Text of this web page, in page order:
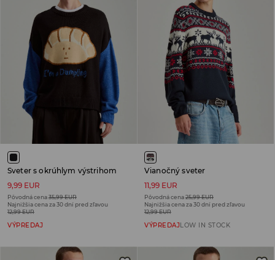
Sveter s okrúhlym výstrihom
9,99 EUR
Pôvodná cena35,99 EUR
Najnižšia cena za 30 dní pred zľavou
12,99 EUR
VÝPREDAJ
Vianočný sveter
11,99 EUR
Pôvodná cena25,99 EUR
Najnižšia cena za 30 dní pred zľavou
12,99 EUR
VÝPREDAJ LOW IN STOCK